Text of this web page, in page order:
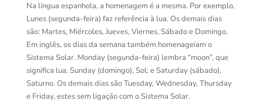
Na língua espanhola, a homenagem é a mesma. Por exemplo,
Lunes (segunda-feira) faz referência à lua. Os demais dias
são: Martes, Miércoles, Jueves, Viernes, Sábado e Domingo.
Em inglês, os dias da semana também homenageiam o
Sistema Solar. Monday (segunda-feira) lembra “moon”, que
significa lua. Sunday (domingo), Sol; e Saturday (sábado),
Saturno. Os demais dias são Tuesday, Wednesday, Thursday
e Friday, estes sem ligação com o Sistema Solar.